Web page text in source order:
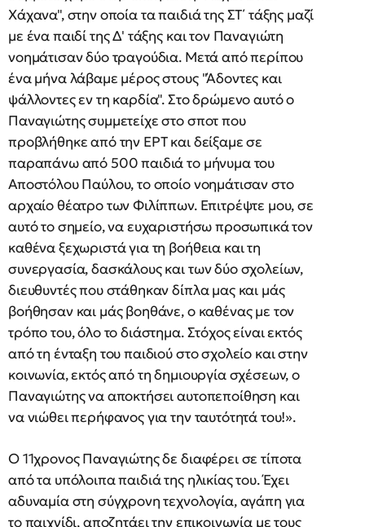
Χάχανα", στην οποία τα παιδιά της ΣΤ΄ τάξης μαζί
με ένα παιδί της Δ' τάξης και τον Παναγιώτη
νοημάτισαν δύο τραγούδια. Μετά από περίπου
ένα μήνα λάβαμε μέρος στους "Άδοντες και
ψάλλοντες εν τη καρδία". Στο δρώμενο αυτό ο
Παναγιώτης συμμετείχε στο σποτ που
προβλήθηκε από την ΕΡΤ και δείξαμε σε
παραπάνω από 500 παιδιά το μήνυμα του
Αποστόλου Παύλου, το οποίο νοημάτισαν στο
αρχαίο θέατρο των Φιλίππων. Επιτρέψτε μου, σε
αυτό το σημείο, να ευχαριστήσω προσωπικά τον
καθένα ξεχωριστά για τη βοήθεια και τη
συνεργασία, δασκάλους και των δύο σχολείων,
διευθυντές που στάθηκαν δίπλα μας και μάς
βοήθησαν και μάς βοηθάνε, ο καθένας με τον
τρόπο του, όλο το διάστημα. Στόχος είναι εκτός
από τη ένταξη του παιδιού στο σχολείο και στην
κοινωνία, εκτός από τη δημιουργία σχέσεων, ο
Παναγιώτης να αποκτήσει αυτοπεποίθηση και
να νιώθει περήφανος για την ταυτότητά του!».
Ο 11χρονος Παναγιώτης δε διαφέρει σε τίποτα
από τα υπόλοιπα παιδιά της ηλικίας του. Έχει
αδυναμία στη σύγχρονη τεχνολογία, αγάπη για
το παιχνίδι, αποζητάει την επικοινωνία με τους